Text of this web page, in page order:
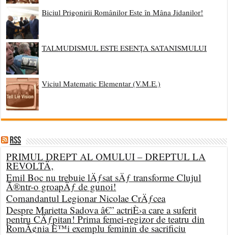
Biciul Prigonirii Românilor Este în Mâna Jidanilor!
TALMUDISMUL ESTE ESENȚA SATANISMULUI
Viciul Matematic Elementar (V.M.E.)
RSS
PRIMUL DREPT AL OMULUI – DREPTUL LA
REVOLTÄ‚
Emil Boc nu trebuie lÄƒsat sÄƒ transforme Clujul
Ã®ntr-o groapÄƒ de gunoi!
Comandantul Legionar Nicolae CrÄƒcea
Despre Marietta Sadova â€” actriÈ›a care a suferit
pentru CÄƒpitan! Prima femei-regizor de teatru din
RomÃ¢nia È™i exemplu feminin de sacrificiu